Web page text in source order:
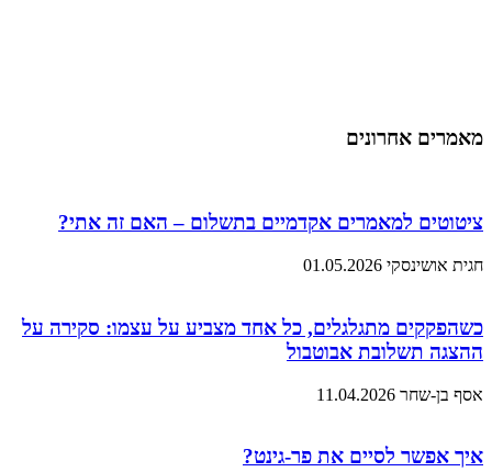
מאמרים אחרונים
ציטוטים למאמרים אקדמיים בתשלום – האם זה אתי?
חגית אושינסקי 01.05.2026
כשהפקקים מתגלגלים, כל אחד מצביע על עצמו: סקירה על
ההצגה תשלובת אבוטבול
אסף בן-שחר 11.04.2026
איך אפשר לסיים את פר-גינט?